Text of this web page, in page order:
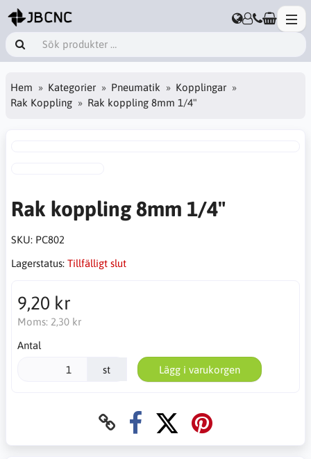
Hem Kategorier Pneumatik
Kopplingar
Rak Koppling
Rak koppling 8mm 1/4"
Rak koppling 8mm 1/4"
SKU: PC802
Lagerstatus: Tillfälligt slut
9,20 kr
Moms: 2,30 kr
Antal
st Lägg i varukorgen